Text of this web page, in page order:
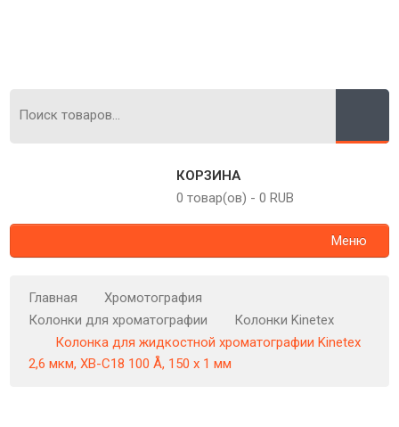
КОРЗИНА
0 товар(ов) - 0 RUB
Меню
Главная
Хромотография
Колонки для хроматографии
Колонки Kinetex
Колонка для жидкостной хроматографии Kinetex
2,6 мкм, XB-C18 100 Å, 150 x 1 мм